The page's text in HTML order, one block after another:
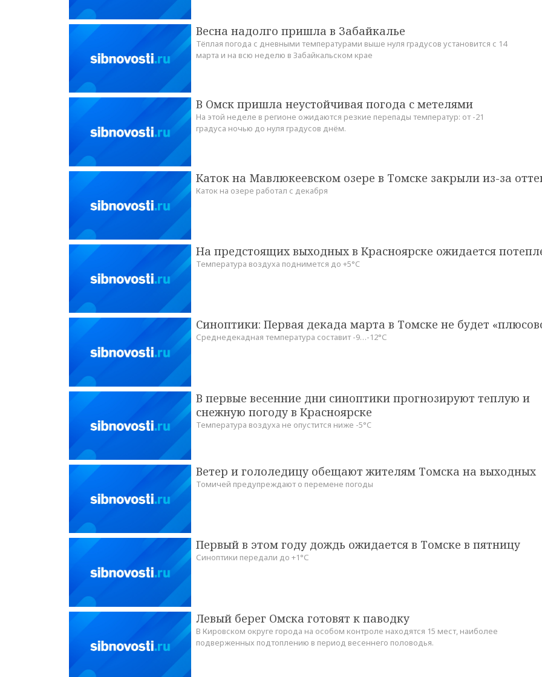
Весна надолго пришла в Забайкалье
Тёплая погода с дневными температурами выше нуля градусов установится с 14
марта и на всю неделю в Забайкальском крае
В Омск пришла неустойчивая погода с метелями
На этой неделе в регионе ожидаются резкие перепады температур: от -21
градуса ночью до нуля градусов днём.
Каток на Мавлюкеевском озере в Томске закрыли из-за
Каток на озере работал с декабря
На предстоящих выходных в Красноярске ожидается
Температура воздуха поднимется до +5°C
Синоптики: Первая декада марта в Томске не будет
Среднедекадная температура составит -9…-12°С
В первые весенние дни синоптики прогнозируют теплую и
снежную погоду в Красноярске
Температура воздуха не опустится ниже -5°C
Ветер и гололедицу обещают жителям Томска на выходных
Томичей предупреждают о перемене погоды
Первый в этом году дождь ожидается в Томске в пятницу
Синоптики передали до +1°С
Левый берег Омска готовят к паводку
В Кировском округе города на особом контроле находятся 15 мест, наиболее
подверженных подтоплению в период весеннего половодья.